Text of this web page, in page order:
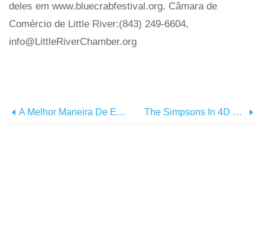
deles em www.bluecrabfestival.org. Câmara de
Comércio de Little River:(843) 249-6604,
info@LittleRiverChamber.org
A Melhor Maneira De Embalar Uma Sacola De Praia The Simpsons In 4D É Inaugurado Na Broadway Na Praia